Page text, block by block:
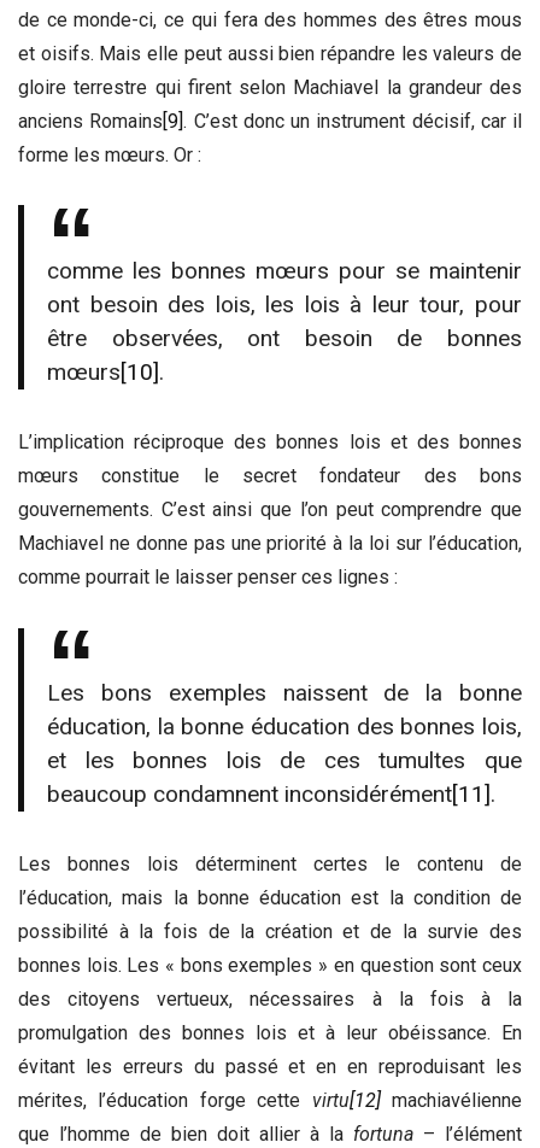
de ce monde-ci, ce qui fera des hommes des êtres mous
et oisifs. Mais elle peut aussi bien répandre les valeurs de
gloire terrestre qui firent selon Machiavel la grandeur des
anciens Romains [9]. C’est donc un instrument décisif, car il
forme les mœurs. Or :
comme les bonnes mœurs pour se maintenir
ont besoin des lois, les lois à leur tour, pour
être observées, ont besoin de bonnes
mœurs[10].
L’implication réciproque des bonnes lois et des bonnes
mœurs constitue le secret fondateur des bons
gouvernements. C’est ainsi que l’on peut comprendre que
Machiavel ne donne pas une priorité à la loi sur l’éducation,
comme pourrait le laisser penser ces lignes :
Les bons exemples naissent de la bonne
éducation, la bonne éducation des bonnes lois,
et les bonnes lois de ces tumultes que
beaucoup condamnent inconsidérément[11].
Les bonnes lois déterminent certes le contenu de
l’éducation, mais la bonne éducation est la condition de
possibilité à la fois de la création et de la survie des
bonnes lois. Les « bons exemples » en question sont ceux
des citoyens vertueux, nécessaires à la fois à la
promulgation des bonnes lois et à leur obéissance. En
évitant les erreurs du passé et en en reproduisant les
mérites, l’éducation forge cette virtu[12]machiavélienne
que l’homme de bien doit allier à la fortuna – l’élément